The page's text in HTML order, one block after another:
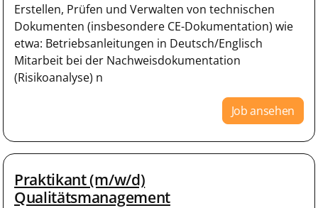
Erstellen, Prüfen und Verwalten von technischen
Dokumenten (insbesondere CE-Dokumentation) wie
etwa: Betriebsanleitungen in Deutsch/Englisch
Mitarbeit bei der Nachweisdokumentation
(Risikoanalyse) n
Job ansehen
Praktikant (m/w/d)
Qualitätsmanagement